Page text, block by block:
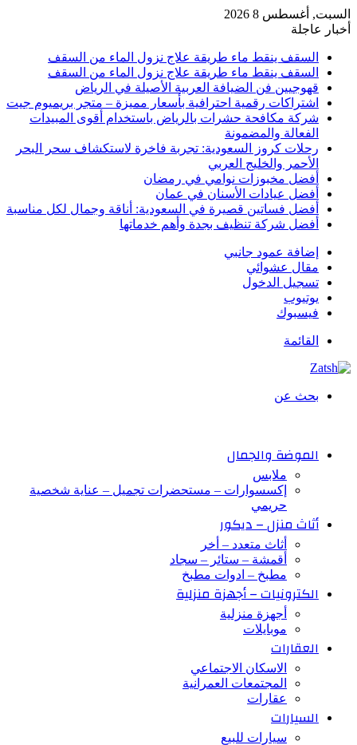
السبت, أغسطس 8 2026
أخبار عاجلة
السقف ينقط ماء طريقة علاج نزول الماء من السقف
السقف ينقط ماء طريقة علاج نزول الماء من السقف
قهوجيين فن الضيافة العربية الأصيلة في الرياض
اشتراكات رقمية احترافية بأسعار مميزة – متجر بريميوم جيت
شركة مكافحة حشرات بالرياض باستخدام أقوى المبيدات
الفعالة والمضمونة
رحلات كروز السعودية: تجربة فاخرة لاستكشاف سحر البحر
الأحمر والخليج العربي
أفضل مخبوزات نوامي في رمضان
أفضل عيادات الأسنان في عمان
أفضل فساتين قصيرة في السعودية: أناقة وجمال لكل مناسبة
أفضل شركة تنظيف بجدة وأهم خدماتها
إضافة عمود جانبي
مقال عشوائي
تسجيل الدخول
يوتيوب
فيسبوك
القائمة
بحث عن
الموضة والجمال
ملابس
إكسسوارات – مستحضرات تجميل – عناية شخصية
حريمي
أثاث منزل – ديكور
أثاث متعدد – أخر
أقمشة – ستائر – سجاد
مطبخ – ادوات مطبخ
الكترونيات – أجهزة منزلية
أجهزة منزلية
موبايلات
العقارات
الاسكان الاجتماعي
المجتمعات العمرانية
عقارات
السيارات
سيارات للبيع